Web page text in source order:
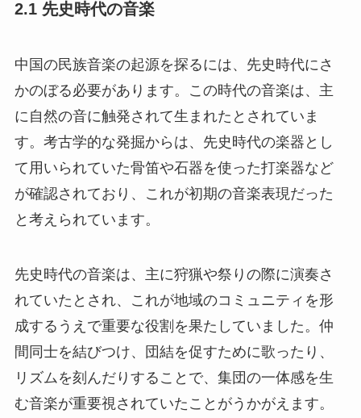
2.1 先史時代の音楽
中国の民族音楽の起源を探るには、先史時代にさ
かのぼる必要があります。この時代の音楽は、主
に自然の音に触発されて生まれたとされていま
す。考古学的な発掘からは、先史時代の楽器とし
て用いられていた骨笛や石器を使った打楽器など
が確認されており、これが初期の音楽表現だった
と考えられています。
先史時代の音楽は、主に狩猟や祭りの際に演奏さ
れていたとされ、これが地域のコミュニティを形
成するうえで重要な役割を果たしていました。仲
間同士を結びつけ、団結を促すために歌ったり、
リズムを刻んだりすることで、集団の一体感を生
む音楽が重要視されていたことがうかがえます。